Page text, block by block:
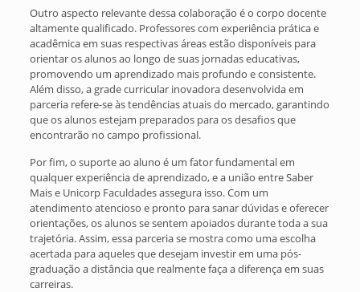
Outro aspecto relevante dessa colaboração é o corpo docente
altamente qualificado. Professores com experiência prática e
acadêmica em suas respectivas áreas estão disponíveis para
orientar os alunos ao longo de suas jornadas educativas,
promovendo um aprendizado mais profundo e consistente.
Além disso, a grade curricular inovadora desenvolvida em
parceria refere-se às tendências atuais do mercado, garantindo
que os alunos estejam preparados para os desafios que
encontrarão no campo profissional.
Por fim, o suporte ao aluno é um fator fundamental em
qualquer experiência de aprendizado, e a união entre Saber
Mais e Unicorp Faculdades assegura isso. Com um
atendimento atencioso e pronto para sanar dúvidas e oferecer
orientações, os alunos se sentem apoiados durante toda a sua
trajetória. Assim, essa parceria se mostra como uma escolha
acertada para aqueles que desejam investir em uma pós-
graduação a distância que realmente faça a diferença em suas
carreiras.